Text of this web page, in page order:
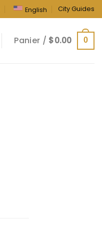
English City Guides
Panier / $0.00 0